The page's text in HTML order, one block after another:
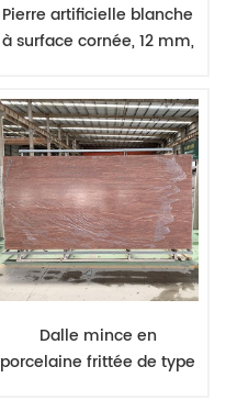
Pierre artificielle blanche
à surface cornée, 12 mm,
fournisseur de pierre
d'Amérique latine
Dalle mince en
porcelaine frittée de type